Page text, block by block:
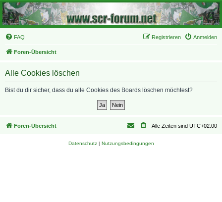
FAQ Anmelden
Registrieren
Foren-Übersicht
Alle Cookies löschen
Bist du dir sicher, dass du alle Cookies des Boards löschen möchtest?
Foren-Übersicht Alle Zeiten sind UTC+02:00
Datenschutz| Nutzungsbedingungen